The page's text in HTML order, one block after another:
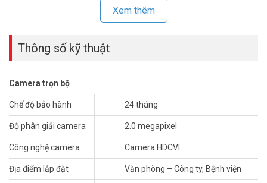
I. THÔNG TIN TRỌN BỘ CAMERA DAHUA
ĐỘ PHÂN GIẢI 2.0 MEGAPIXEL
– 1 Camera thân trụ HAC-HFW1200TLP-A-S4: Độ phân giải 2MP,
tích hợp sẵn Mic thu âm với tính năng lọc tạp âm tốt. Quan sát xa
Xem thêm
Thông số kỹ thuật
Camera trọn bộ
Chế độ bảo hành 24 tháng
Độ phân giải camera 2.0 megapixel
Công nghệ camera Camera HDCVI
Địa điểm lắp đặt Văn phòng – Công ty, Bệnh viện